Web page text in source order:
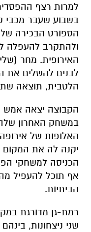
למרות רצף
בשבוע שעבר מכבי
הספורט הבכירה
ולהתקרב להעפלה
לבנים להשלים את
הלטבית, תוצאה
הקבוצה יצאה אמש
במשחק האחרון
הכניסה למשחקי
אף תוכל להעפיל
הביתיות.
רמת-גן מדורגת